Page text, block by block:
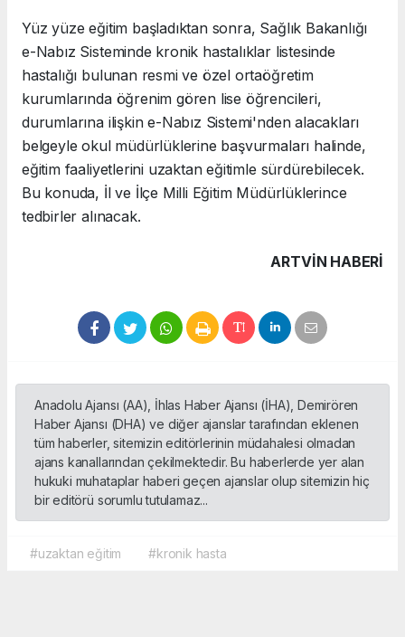
Yüz yüze eğitim başladıktan sonra, Sağlık Bakanlığı
e-Nabız Sisteminde kronik hastalıklar listesinde
hastalığı bulunan resmi ve özel ortaöğretim
kurumlarında öğrenim gören lise öğrencileri,
durumlarına ilişkin e-Nabız Sistemi'nden alacakları
belgeyle okul müdürlüklerine başvurmaları halinde,
eğitim faaliyetlerini uzaktan eğitimle sürdürebilecek.
Bu konuda, İl ve İlçe Milli Eğitim Müdürlüklerince
tedbirler alınacak.
ARTVIN HABERİ
Anadolu Ajansı (AA), İhlas Haber Ajansı (İHA), Demirören
Haber Ajansı (DHA) ve diğer ajanslar tarafından eklenen
tüm haberler, sitemizin editörlerinin müdahalesi olmadan
ajans kanallarından çekilmektedir. Bu haberlerde yer alan
hukuki muhataplar haberi geçen ajanslar olup sitemizin hiç
bir editörü sorumlu tutulamaz...
#uzaktan eğitim #kronik hasta